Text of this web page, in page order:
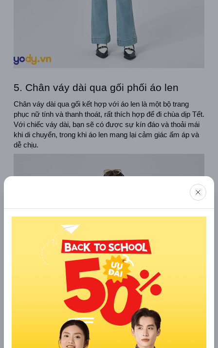
5. Chân váy dài qua gối phối áo len
Chân váy dài qua gối kết hợp với áo len là một bộ trang
phục nữ tính và thanh thoát, rất thích hợp để đi chùa dịp Tết.
Với chiếc váy dài, bạn sẽ có được sự kín đáo và thoải mái
khi di chuyển, trong khi áo len mang lại cảm giác ấm áp và
dễ chịu.